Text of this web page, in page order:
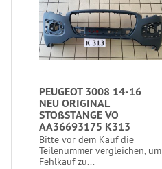
PEUGEOT 3008 14-16
NEU ORIGINAL
STOßSTANGE VO
AA36693175 K313
Bitte vor dem Kauf die
Teilenummer vergleichen, um
Fehlkauf zu...